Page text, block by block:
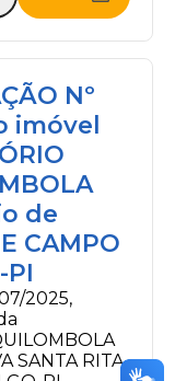
Nº
imóvel
de
CAMPO
PI
2025,
SANTA RITA-